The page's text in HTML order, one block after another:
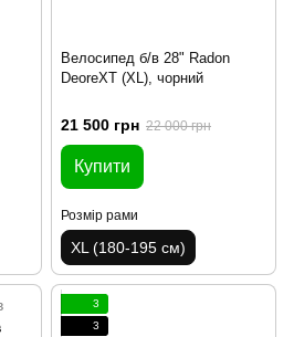
Велосипед б/в 28" Radon
DeoreXT (XL), чорний
21 500 грн 22 000 грн
Купити
Розмір рами
XL (180-195 см)
3
3